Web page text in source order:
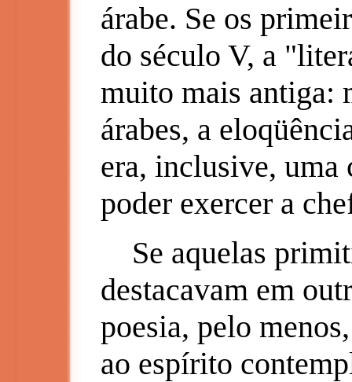
árabe. Se os
do século V, a
muito mais antiga:
árabes, a
era, inclusive, uma
poder exercer a
Se aquelas
destacavam em
poesia, pelo
ao espírito